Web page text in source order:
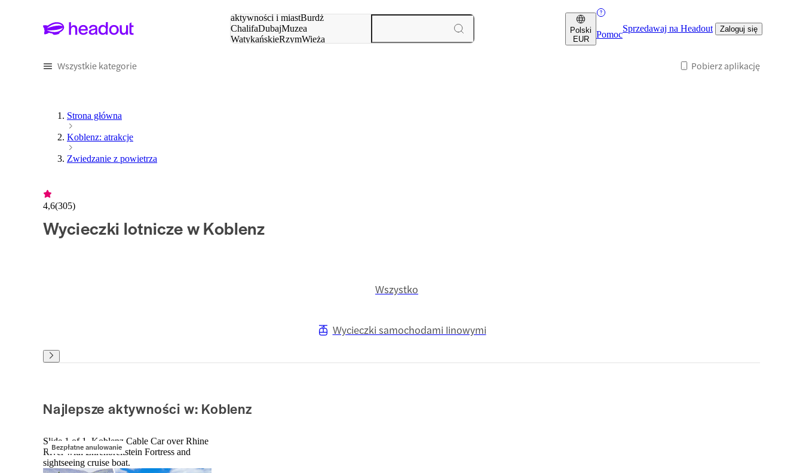
aktywności i miastBurdż
ChalifaDubajMuzea
WatykańskieRzymWieża
Polski
EUR
Pomoc
Sprzedawaj na Headout Zaloguj się
Wszystkie kategorie Pobierz aplikację
Strona główna
Koblenz: atrakcje
Zwiedzanie z powietrza
4,6(305)
Wycieczki lotnicze w Koblenz
Wszystko
Wycieczki samochodami linowymi
Najlepsze aktywności w: Koblenz
Bezpłatne anulowanie
Slide 1 of 1, Koblenz Cable Car over Rhine
River with Ehrenbreitstein Fortress and
sightseeing cruise boat.